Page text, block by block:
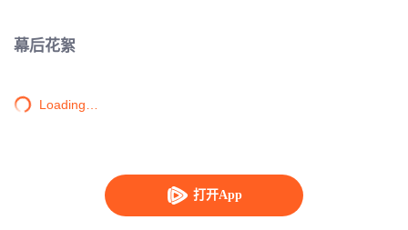
打开App
幕后花絮
Loading…